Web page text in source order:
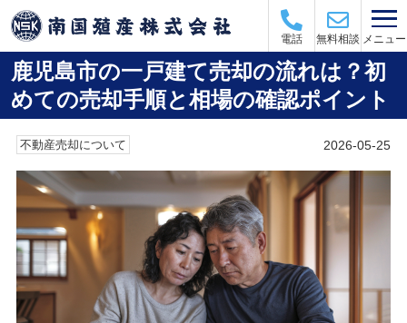
電話 無料相談 メニュー
鹿児島市の一戸建て売却の流れは？初
めての売却手順と相場の確認ポイント
不動産売却について 2026-05-25